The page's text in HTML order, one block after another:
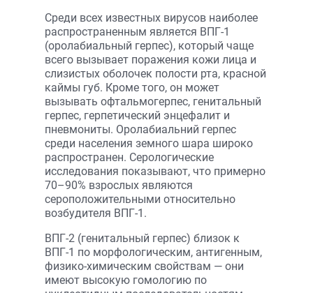
Среди всех известных вирусов наиболее
распространенным является ВПГ-1
(оролабиальный герпес), который чаще
всего вызывает поражения кожи лица и
слизистых оболочек полости рта, красной
каймы губ. Кроме того, он может
вызывать офтальмогерпес, генитальный
герпес, герпетический энцефалит и
пневмониты. Оролабиальний герпес
среди населения земного шара широко
распространен. Серологические
исследования показывают, что примерно
70–90% взрослых являются
сероположительными относительно
возбудителя ВПГ-1.
ВПГ-2 (генитальный герпес) близок к
ВПГ-1 по морфологическим, антигенным,
физико-химическим свойствам — они
имеют высокую гомологию по